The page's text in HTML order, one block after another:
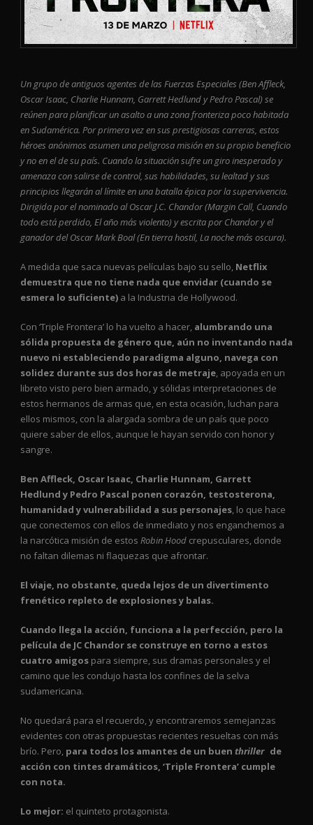
Un grupo de antiguos agentes de las Fuerzas Especiales (Ben Affleck,
Oscar Isaac, Charlie Hunnam, Garrett Hedlund y Pedro Pascal) se
reúnen para planificar un asalto a una zona fronteriza poco habitada
en Sudamérica. Por primera vez en sus prestigiosas carreras, estos
héroes anónimos asumen una peligrosa misión en su propio beneficio
y no en el de su país. Cuando la situación sufre un giro inesperado y
amenaza con salirse de control, sus habilidades, su lealtad y sus
principios llegarán al límite en una batalla épica por la supervivencia.
Dirigida por el nominado al Oscar J.C. Chandor (Margin Call, Cuando
todo está perdido, El año más violento) y escrita por Chandor y el
ganador del Oscar Mark Boal (En tierra hostil, La noche más oscura).
A medida que saca nuevas películas bajo su sello, Netflix
demuestra que no tiene nada que envidar (cuando se
esmera lo suficiente) a la Industria de Hollywood.
Con ‘Triple Frontera’ lo ha vuelto a hacer, alumbrando una
sólida propuesta de género que, aún no inventando nada
nuevo ni estableciendo paradigma alguno, navega con
solidez durante sus dos horas de metraje , apoyada en un
libreto visto pero bien armado, y sólidas interpretaciones de
estos hermanos de armas que, en esta ocasión, luchan para
ellos mismos, con la alargada sombra de un país que poco
quiere saber de ellos, aunque le hayan servido con honor y
sangre.
Ben Affleck, Oscar Isaac, Charlie Hunnam, Garrett
Hedlund y Pedro Pascal ponen corazón, testosterona,
humanidad y vulnerabilidad a sus personajes , lo que hace
que conectemos con ellos de inmediato y nos enganchemos a
la narcótica misión de estos Robin Hood crepusculares, donde
no faltan dilemas ni flaquezas que afrontar.
El viaje, no obstante, queda lejos de un divertimento
frenético repleto de explosiones y balas.
Cuando llega la acción, funciona a la perfección, pero la
película de JC Chandor se construye en torno a estos
cuatro amigos para siempre, sus dramas personales y el
camino que les condujo hasta los confines de la selva
sudamericana.
No quedará para el recuerdo, y encontraremos semejanzas
evidentes con otras propuestas recientes resueltas con más
brío. Pero, para todos los amantes de un buen thriller de
acción con tintes dramáticos, ‘Triple Frontera’ cumple
con nota.
Lo mejor: el quinteto protagonista.